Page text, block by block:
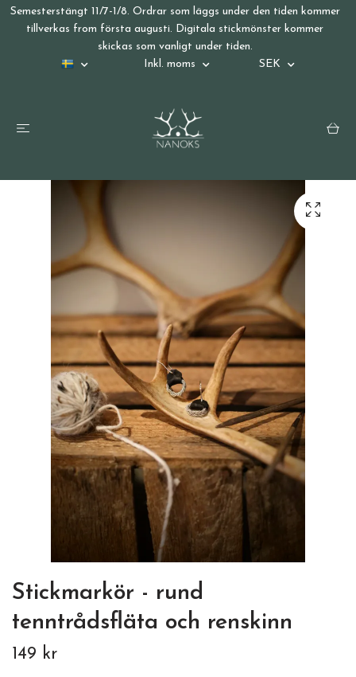
Semesterstängt 11/7-1/8. Ordrar som läggs under den tiden kommer
tillverkas from första augusti. Digitala stickmönster kommer
skickas som vanligt under tiden.
Inkl. moms
SEK
Stickmarkör - rund
tenntrådsfläta och renskinn
149 kr